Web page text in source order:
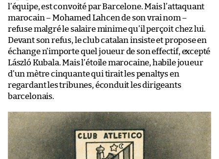
l’équipe, est convoité par Barcelone. Mais l’attaquant
marocain – Mohamed Lahcen de son vrai nom –
refuse malgré le salaire minime qu’il perçoit chez lui.
Devant son refus, le club catalan insiste et propose en
échange n’importe quel joueur de son effectif, excepté
László Kubala. Mais l’étoile marocaine, habile joueur
d’un mètre cinquante qui tirait les penaltys en
regardant les tribunes, éconduit les dirigeants
barcelonais.